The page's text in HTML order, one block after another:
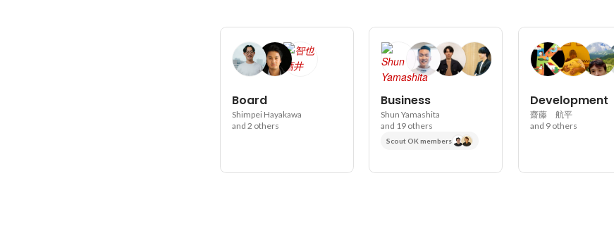
Board
Shimpei Hayakawa
and 2 others
Business
Shun Yamashita
and 19 others
Scout OK members
Development
齋藤 航平
and 9 others